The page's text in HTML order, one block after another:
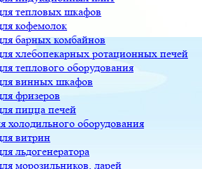
тепловых шкафов
кофемолок
барных комбайнов
хлебопекарных ротационных печей
теплового оборудования
винных шкафов
фризеров
пицца печей
холодильного оборудования
витрин
льдогенератора
морозильников, ларей